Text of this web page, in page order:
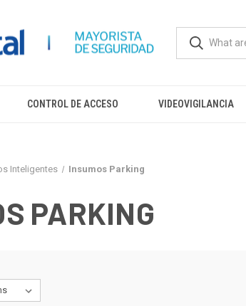
CONTROL DE ACCESO VIDEOVIGILANCIA
Inteligentes Insumos Parking
PARKING